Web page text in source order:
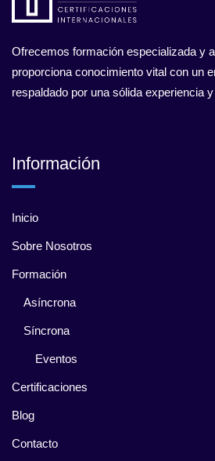
Ofrecemos formación especializada y
proporciona conocimiento vital con un
respaldado por una sólida experiencia
Información
Inicio
Sobre Nosotros
Formación
Asíncrona
Síncrona
Eventos
Certificaciones
Blog
Contacto